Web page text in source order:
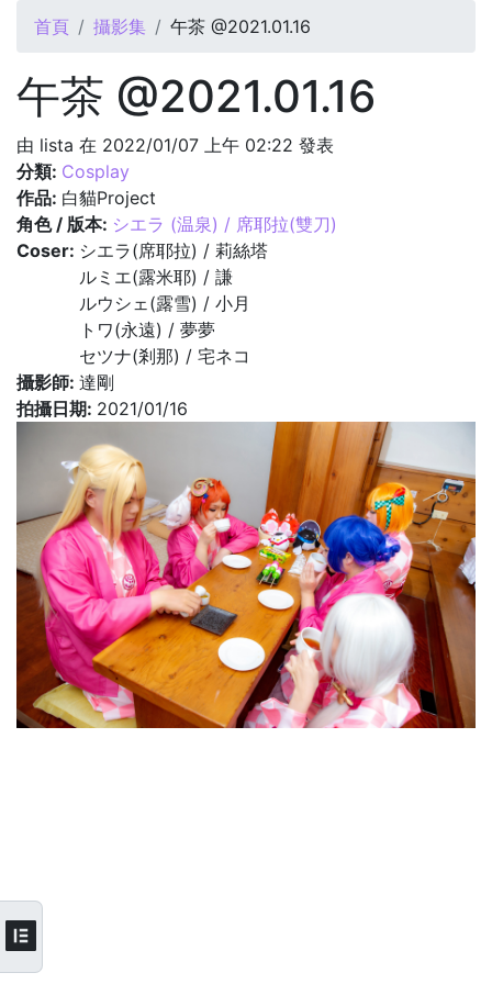
您在這裡
首頁 攝影集 午茶 @2021.01.16
午茶 @2021.01.16
由 lista 在 2022/01/07 上午 02:22 發表
分類: Cosplay
作品: 白貓Project
角色 / 版本: シエラ (温泉) / 席耶拉(雙刀)
Coser: シエラ(席耶拉) / 莉絲塔
ルミエ(露米耶) / 謙
ルウシェ(露雪) / 小月
トワ(永遠) / 夢夢
セツナ(剎那) / 宅ネコ
攝影師: 達剛
拍攝日期: 2021/01/16